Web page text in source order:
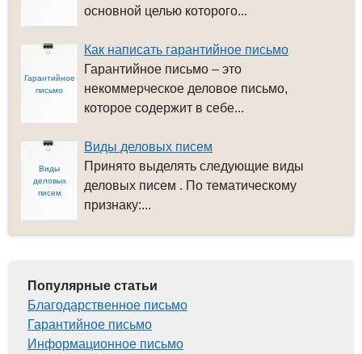
основной целью которого...
Гарантийное
письмо
Как написать гарантийное письмо
Гарантийное письмо – это
некоммерческое деловое письмо,
которое содержит в себе...
Виды
деловых
писем
Виды деловых писем
Принято выделять следующие виды
деловых писем . По тематическому
признаку:...
Популярные статьи
Благодарственное письмо
Гарантийное письмо
Информационное письмо